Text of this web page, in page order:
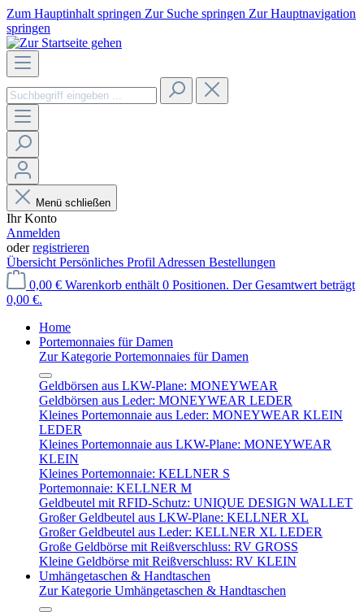
Zum Hauptinhalt springen Zur Suche springen Zur Hauptnavigation
springen
Menü schließen
Ihr Konto
Anmelden
oderregistrieren
Übersicht Persönliches Profil Adressen Bestellungen
0,00 € Warenkorb enthält 0 Positionen. Der Gesamtwert beträgt
0,00 €.
Home
Portemonnaies für Damen
Zur Kategorie Portemonnaies für Damen
Geldbörsen aus LKW-Plane: MONEYWEAR
Geldbörsen aus Leder: MONEYWEAR LEDER
Kleines Portemonnaie aus Leder: MONEYWEAR KLEIN
LEDER
Kleines Portemonnaie aus LKW-Plane: MONEYWEAR
KLEIN
Kleines Portemonnaie: KELLNER S
Portemonnaie: KELLNER M
Geldbeutel mit RFID-Schutz: UNIQUE DESIGN WALLET
Großer Geldbeutel aus LKW-Plane: KELLNER XL
Großer Geldbeutel aus Leder: KELLNER XL LEDER
Große Geldbörse mit Reißverschluss: RV GROSS
Kleine Geldbörse mit Reißverschluss: RV KLEIN
Umhängetaschen & Handtaschen
Zur Kategorie Umhängetaschen & Handtaschen